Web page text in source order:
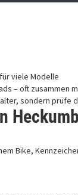
– oft zusammen
sondern prüfe
Bike,